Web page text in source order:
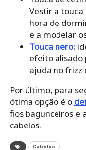
Vestir a touca
hora de
e a modelar
Touca nero:
efeito alisado
ajuda no frizz
Por último, para
ótima opção é o
fios bagunceiros e
cabelos.
Cabelos